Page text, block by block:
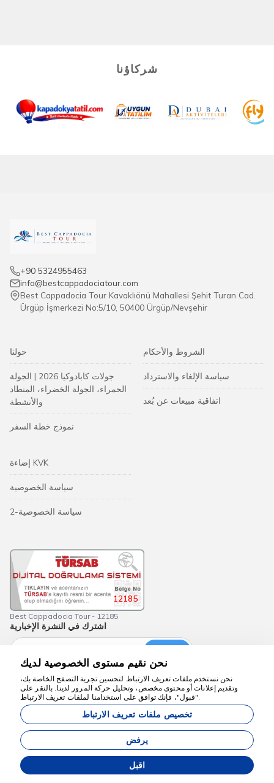
شركاؤنا
+90 5324955463
info@bestcappadociatour.com
Best Cappadocia Tour Kavaklıönü Mahallesi Şehit Turan Cad.
Ürgüp İşmerkezi No:5/10, 50400 Ürgüp/Nevşehir
حولنا
جولات كابادوكيا 2026 | الجولة
الحمراء، الجولة الخضراء، المنطاد
والأنشطة
نموذج خطة السفر
الشروط والأحكام
سياسة الإلغاء والاسترداد
اتفاقية مبيعات عن بُعد
إضاءة KVK
سياسة الخصوصية
سياسة الخصوصية-2
12185
Best Cappadocia Tour - 12185
اشترك في النشرة الإخبارية
bestcappadociatour.com
نظام إدارة وكالة Commoware
نحن نقيم مستوى الخصوصية لديك
نحن نستخدم ملفات تعريف الارتباط لتحسين تجربة التصفح الخاصة بك،
وتقديم إعلانات أو محتوى مخصص، وتحليل حركة المرور لدينا. بالنقر على
"قبول"، فإنك توافق على استخدامنا لملفات تعريف الارتباط.
تخصيص ملفات تعريف الارتباط
يرفض
اقبل
نحن هنا للمساعدة